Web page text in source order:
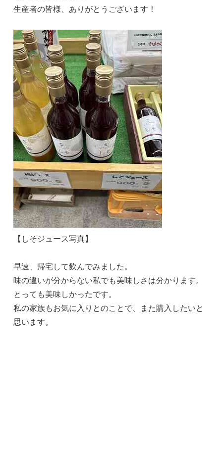
生産者の皆様、ありがとうございます！
【しそジュース写真】
早速、帰宅して飲んでみました。
味の違いが分からない私でも美味しさは分かります。
とっても美味しかったです。
私の家族もお気に入りとのことで、また購入したいと
思います。